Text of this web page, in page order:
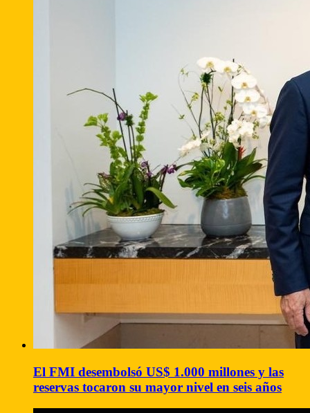
El FMI desembolsó US$ 1.000 millones y las
reservas tocaron su mayor nivel en seis años